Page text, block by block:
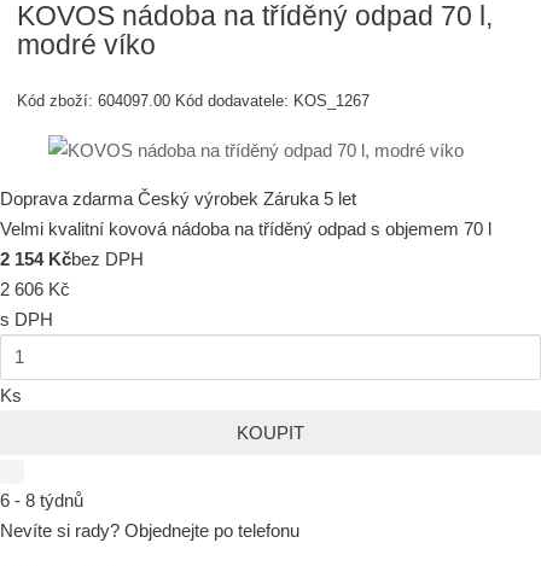
KOVOS nádoba na tříděný odpad 70 l,
modré víko
Kód zboží:604097.00 Kód dodavatele: KOS_1267
Doprava zdarma Český výrobek Záruka 5 let
Velmi kvalitní kovová nádoba na tříděný odpad s objemem 70 l
2 154 Kčbez DPH
2 606 Kč
s DPH
Ks
KOUPIT
6 - 8 týdnů
Nevíte si rady? Objednejte po telefonu